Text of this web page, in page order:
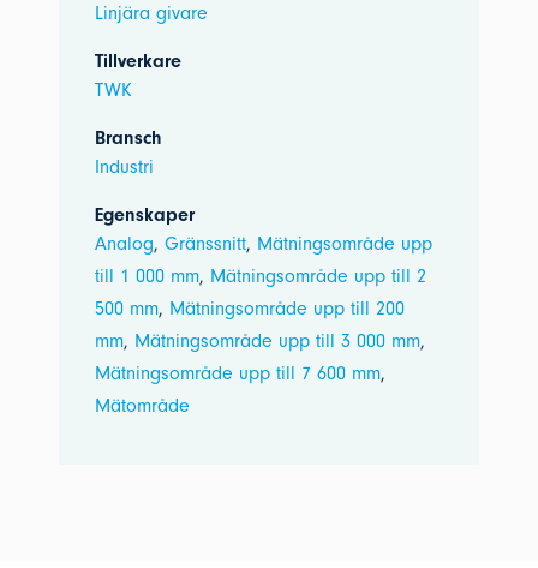
Linjära givare
Tillverkare
TWK
Bransch
Industri
Egenskaper
Analog,Gränssnitt, Mätningsområde upp
till 1 000 mm, Mätningsområde upp till 2
500 mm, Mätningsområde upp till 200
mm, Mätningsområde upp till 3 000 mm,
Mätningsområde upp till 7 600 mm,
Mätområde